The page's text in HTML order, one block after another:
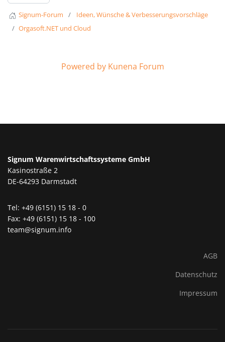
Signum-Forum
Ideen, Wünsche & Verbesserungsvorschläge
Orgasoft.NET und Cloud
Powered by Kunena Forum
Signum Warenwirtschaftssysteme GmbH
Kasinostraße 2
DE-64293 Darmstadt
Tel: +49 (6151) 15 18 - 0
Fax: +49 (6151) 15 18 - 100
team@signum.info
AGB
Datenschutz
Impressum